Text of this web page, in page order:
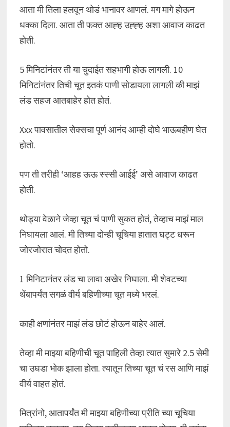
आता मी तिला हलवून थोडं भानावर आणलं. मग मागे होऊन
धक्का दिला. आता ती फक्त आह्ह उह्ह्ह अशा आवाज काढत
होती.
5 मिनिटांनंतर ती या चुदाईत सहभागी होऊ लागली. 10
मिनिटांनंतर तिची चूत इतकं पाणी सोडायला लागली की माझं
लंड सहज आतबाहेर होत होतं.
Xxx पावसातील सेक्सचा पूर्ण आनंद आम्ही दोघे भाऊबहीण घेत
होतो.
पण ती तरीही ‘आहह ऊऊ स्स्सी आईई’ असे आवाज काढत
होती.
थोड्या वेळाने जेव्हा चूत चं पाणी सुकत होतं, तेव्हाच माझं माल
निघायला आलं. मी तिच्या दोन्ही चूचिया हातात घट्ट धरून
जोरजोरात चोदत होतो.
1 मिनिटानंतर लंड चा लावा अखेर निघाला. मी शेवटच्या
थेंबापर्यंत सगळं वीर्य बहिणीच्या चूत मध्ये भरलं.
काही क्षणांनंतर माझं लंड छोटं होऊन बाहेर आलं.
तेव्हा मी माझ्या बहिणीची चूत पाहिली तेव्हा त्यात सुमारे 2.5 सेमी
चा उघडा भोक झाला होता. त्यातून तिच्या चूत चं रस आणि माझं
वीर्य वाहत होतं.
मित्रांनो, आतापर्यंत मी माझ्या बहिणीच्या प्रीति च्या चूचिया